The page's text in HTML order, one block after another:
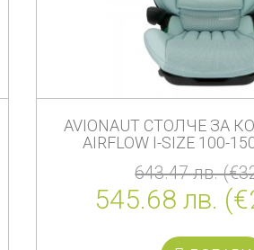
AVIONAUT СТОЛЧЕ ЗА
AIRFLOW I-SIZE 100-
643.47 лв.
545.68 лв.